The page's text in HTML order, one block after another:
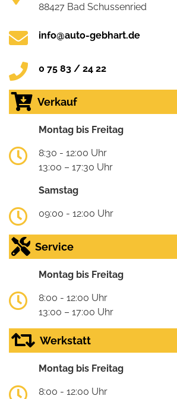
88427 Bad Schussenried
info@auto-gebhart.de
0 75 83 / 24 22
Verkauf
Montag bis Freitag
8:30 - 12:00 Uhr
13:00 – 17:30 Uhr
Samstag
09:00 - 12:00 Uhr
Service
Montag bis Freitag
8:00 - 12:00 Uhr
13:00 – 17:00 Uhr
Werkstatt
Montag bis Freitag
8:00 - 12:00 Uhr